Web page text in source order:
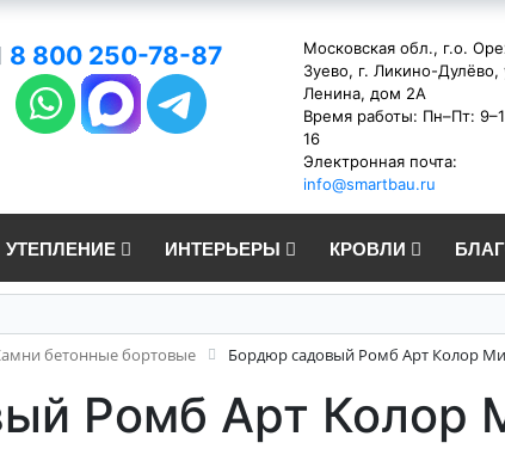
8 800 250-78-87
Московская обл., г.о.
Зуево, г. Ликино-Дулёво,
Ленина, дом 2А
Время работы: Пн–Пт:
16
Электронная почта:
info@smartbau.ru
УТЕПЛЕНИЕ ИНТЕРЬЕРЫ КРОВЛИ
бетонные бортовые Бордюр садовый Ромб Арт Колор
Ромб Арт Колор